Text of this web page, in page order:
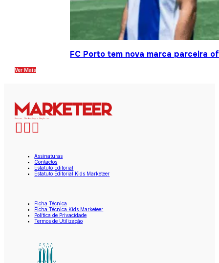
FC Porto tem nova marca parceira
Ver Mais
Assinaturas
Contactos
Estatuto Editorial
Estatuto Editorial Kids Marketeer
Ficha Técnica
Ficha Técnica Kids Marketeer
Política de Privacidade
Termos de Utilização